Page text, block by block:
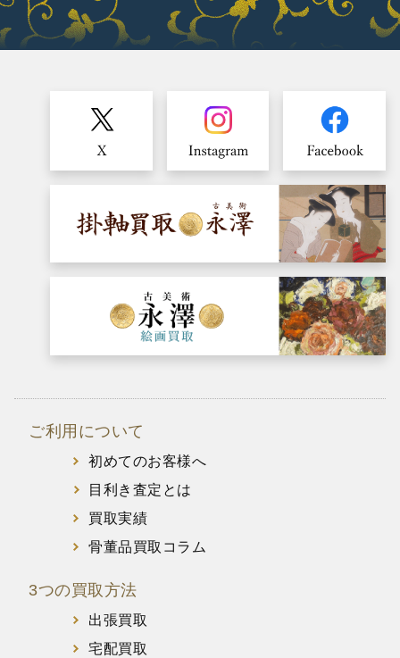
ご利用について
初めてのお客様へ
目利き査定とは
買取実績
骨董品買取コラム
3つの買取方法
出張買取
宅配買取